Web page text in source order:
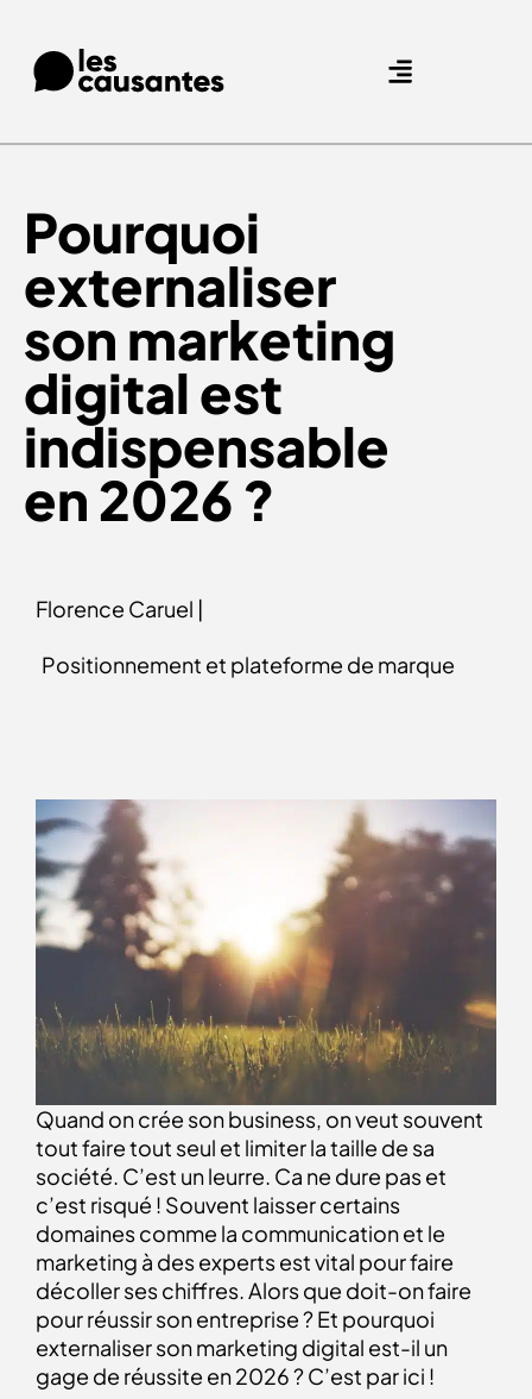
Pourquoi
externaliser
son marketing
digital est
indispensable
en 2026 ?
Florence Caruel |
Positionnement et plateforme de marque
Quand on crée son business, on veut souvent
tout faire tout seul et limiter la taille de sa
société. C’est un leurre. Ca ne dure pas et
c’est risqué ! Souvent laisser certains
domaines comme la communication et le
marketing à des experts est vital pour faire
décoller ses chiffres. Alors que doit-on faire
pour réussir son entreprise ? Et pourquoi
externaliser son marketing digital est-il un
gage de réussite en 2026 ? C’est par ici !